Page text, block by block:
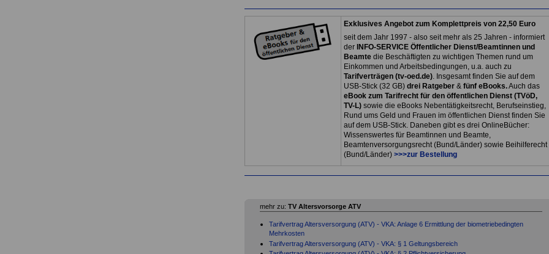
Exklusives Angebot zum Komplettpreis von 22,50 Euro
seit dem Jahr 1997 - also seit mehr als 25 Jahren - informiert
der INFO-SERVICE Öffentlicher Dienst/Beamtinnen und
Beamtedie Beschäftigten zu wichtigen Themen rund um
Einkommen und Arbeitsbedingungen, u.a. auch zu
Tarifverträgen (tv-oed.de). Insgesamt finden Sie auf dem
USB-Stick (32 GB) drei Ratgeber& fünf eBooks.Auch das
eBook zum Tarifrecht für den öffentlichen Dienst (TVöD,
TV-L)sowie die eBooks Nebentätigkeitsrecht, Berufseinstieg,
Rund ums Geld und Frauen im öffentlichen Dienst finden Sie
auf dem USB-Stick. Daneben gibt es drei OnlineBücher:
Wissenswertes für Beamtinnen und Beamte,
Beamtenversorgungsrecht (Bund/Länder) sowie Beihilferecht
(Bund/Länder) >>>zur Bestellung
mehr zu: TV Altersvorsorge ATV
Tarifvertrag Altersversorgung (ATV) - VKA: Anlage 6 Ermittlung der biometriebedingten
Mehrkosten
Tarifvertrag Altersversorgung (ATV) - VKA: § 1 Geltungsbereich